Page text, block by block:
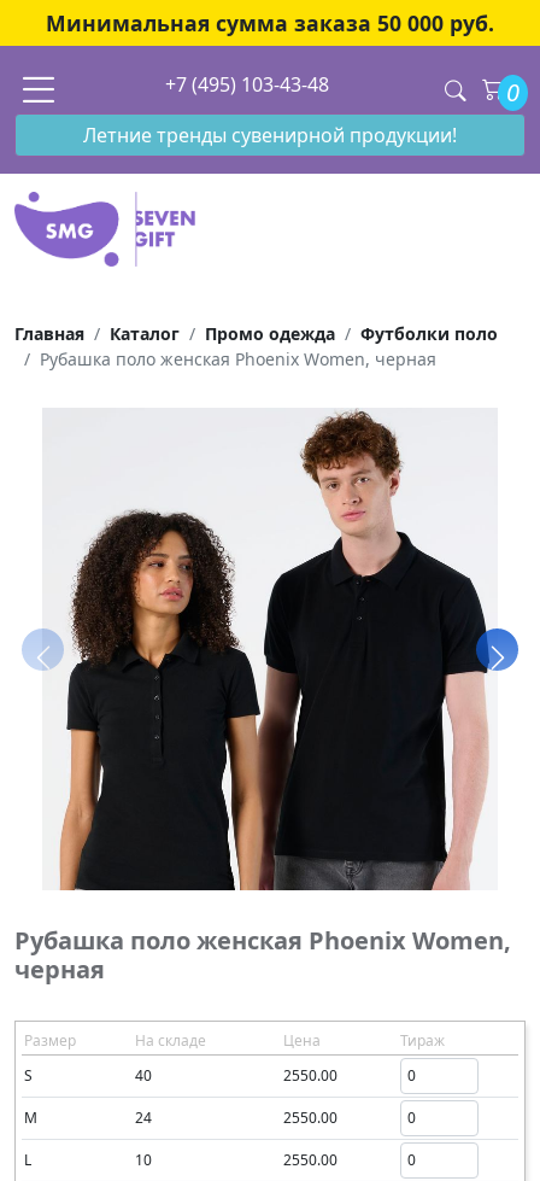
Минимальная сумма заказа 50 000 руб.
+7 (495) 103-43-48 0
Летние тренды сувенирной продукции!
Главная Каталог Промо одежда
Футболки поло
Рубашка поло женская Phoenix Women, черная
Рубашка поло женская Phoenix Women,
черная
Размер На складе Цена
Тираж
S
40 2550.00
M 24 2550.00
L 10 2550.00